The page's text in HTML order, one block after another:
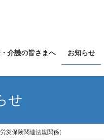
介護の皆さまへ お知らせ
せ
災保険関連法規関係）